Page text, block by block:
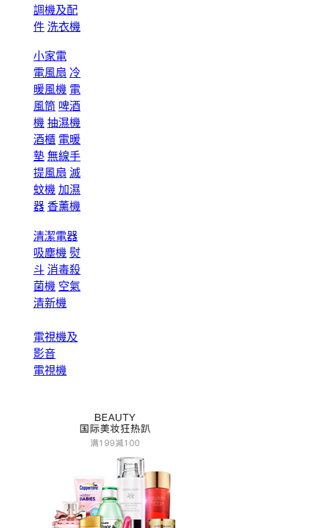
調機及配
件 洗衣機
小家電
電風扇 冷
暖風機 電
風筒 啤酒
機 抽濕機
酒櫃 電暖
墊 無線手
提風扇 滅
蚊機 加濕
器 香薰機
清潔電器
吸塵機 熨
斗 消毒殺
菌機 空氣
清新機
電視機及
影音
電視機